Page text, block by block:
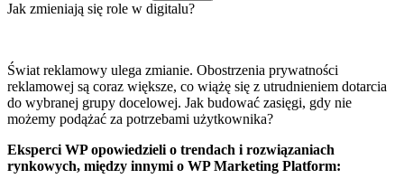
Jak zmieniają się role w digitalu?
Świat reklamowy ulega zmianie. Obostrzenia prywatności
reklamowej są coraz większe, co wiążę się z utrudnieniem dotarcia
do wybranej grupy docelowej. Jak budować zasięgi, gdy nie
możemy podążać za potrzebami użytkownika?
Eksperci WP opowiedzieli o trendach i rozwiązaniach
rynkowych, między innymi o WP Marketing Platform: